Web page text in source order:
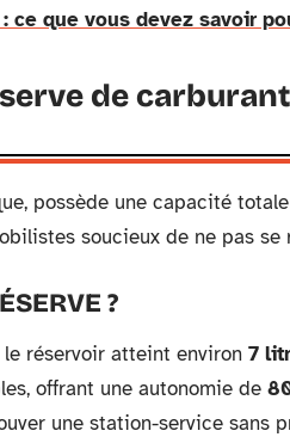
ce que vous devez savoir
de
possède une capacité
soucieux de ne pas se
?
le réservoir atteint environ 7
offrant une autonomie de
une station-service sans